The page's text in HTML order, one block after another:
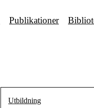
Publikationer
Utbildning